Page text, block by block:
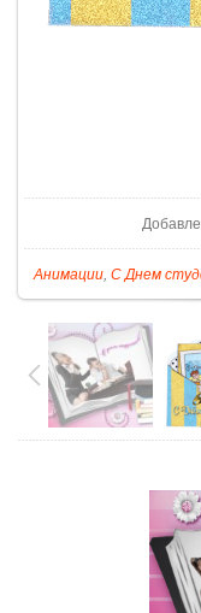
Анимации, С Днем